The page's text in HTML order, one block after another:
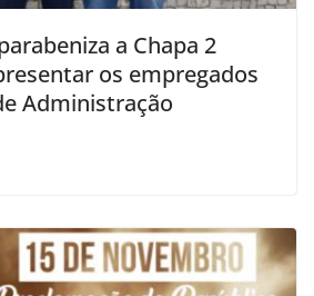
a Chapa 2
os empregados
Administração